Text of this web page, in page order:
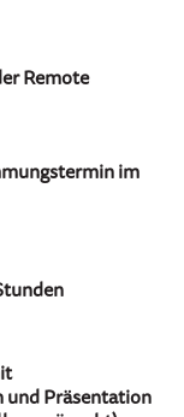
Remote
im
Präsentation